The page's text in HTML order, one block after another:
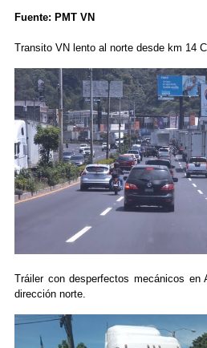
Fuente: PMT VN
Transito VN lento al norte desde km 14
Tráiler con desperfectos mecánicos
dirección norte.